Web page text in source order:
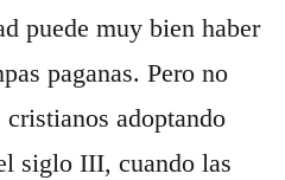
puede muy bien haber
paganas. Pero no
adoptando
siglo III, cuando las